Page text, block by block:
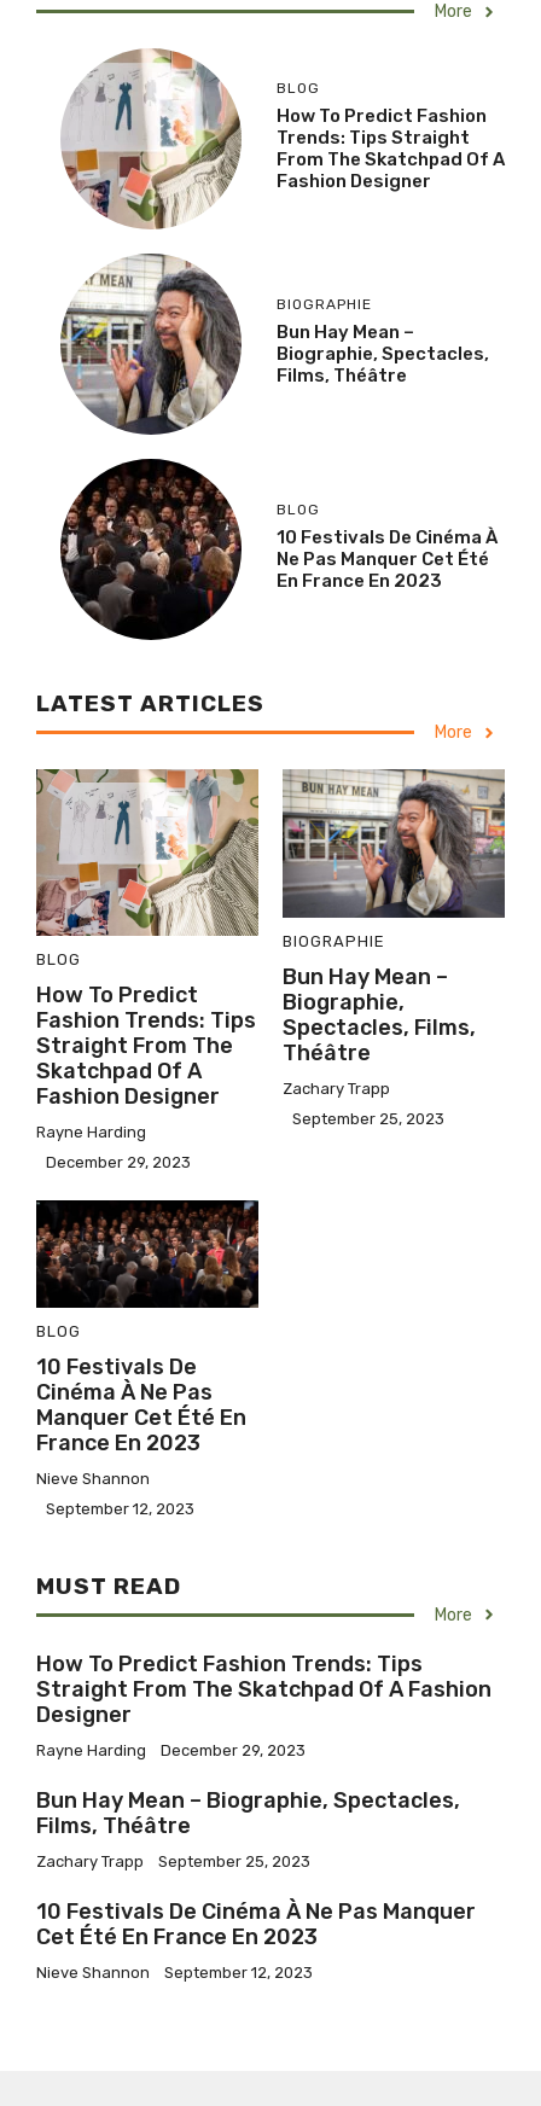
More
BLOG
How To Predict Fashion
Trends: Tips Straight
From The Skatchpad Of A
Fashion Designer
BIOGRAPHIE
Bun Hay Mean –
Biographie, Spectacles,
Films, Théâtre
BLOG
10 Festivals De Cinéma À
Ne Pas Manquer Cet Été
En France En 2023
LATEST ARTICLES
More
BLOG
How To Predict
Fashion Trends: Tips
Straight From The
Skatchpad Of A
Fashion Designer
Rayne Harding
December 29, 2023
BIOGRAPHIE
Bun Hay Mean –
Biographie,
Spectacles, Films,
Théâtre
Zachary Trapp
September 25, 2023
BLOG
10 Festivals De
Cinéma À Ne Pas
Manquer Cet Été En
France En 2023
Nieve Shannon
September 12, 2023
MUST READ
More
How To Predict Fashion Trends: Tips
Straight From The Skatchpad Of A Fashion
Designer
Rayne Harding December 29, 2023
Bun Hay Mean – Biographie, Spectacles,
Films, Théâtre
Zachary Trapp September 25, 2023
10 Festivals De Cinéma À Ne Pas Manquer
Cet Été En France En 2023
Nieve Shannon September 12, 2023